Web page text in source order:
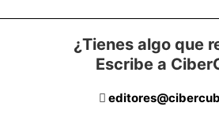
¿Tienes algo que
Escribe a